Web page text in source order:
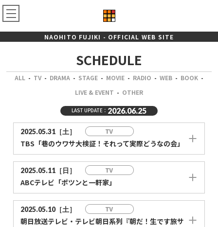
NAOHITO FUJIKI - OFFICIAL WEB SITE
SCHEDULE
ALL - TV - DRAMA - STAGE - MOVIE - RADIO - WEB - BOOK -
LIVE & EVENT - OTHER
LAST UPDATE： 2026.06.25
2025.05.31［土］
TBS「巷のウワサ大検証！それって実際どうなの会」
2025.05.11［日］
ABCテレビ「ポツンと一軒家」
2025.05.10［土］
朝日放送テレビ・テレビ朝日系列『朝だ！生です旅サ